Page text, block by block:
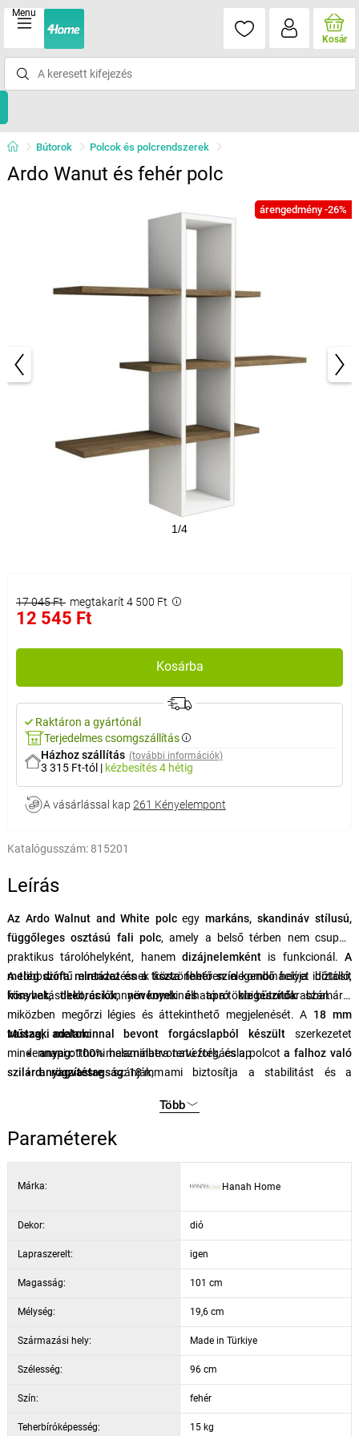
Menu
Kosár
Bútorok Polcok és polcrendszerek
Ardo Wanut és fehér polc
árengedmény -26%
1/4
17 045 Ft megtakarít 4 500 Ft
12 545 Ft
Kosárba
Raktáron a gyártónál
Terjedelmes csomgszállítás
Házhoz szállítás (további információk)
3 315 Ft-tól | kézbesítés4 hétig
A vásárlással kap 261 Kényelempont
Katalógusszám: 815201
Leírás
Az Ardo Walnut and White polcegy markáns, skandináv stílusú,
függőleges osztású fali polc, amely a belső térben nem csupán
praktikus tárolóhelyként, hanem dizájnelemkéntis funkcionál. A
meleg diófa mintázat és a tiszta fehér színkombinációja időtálló,
friss hatást kelt, és könnyen kombinálható a többi bútordarabbal.
A többszintű elrendezésnek köszönhetően elegendő helyet biztosít
könyvek, dekorációk, növények és apró kiegészítőkszámára,
miközben megőrzi légies és áttekinthető megjelenését. A 18 mm
vastag, melaminnal bevont forgácslapból készültszerkezetet
mindennapi otthoni használatra tervezték, és a polcot a falhoz való
szilárd rögzítésreszánják, ami biztosítja a stabilitást és a
Műszaki adatok:
anyag:100% melaminbevonatú forgácslap
anyagvastagság:18 mm
magasság:
101 cm
mélység:19,6 cm
Több
Paraméterek
Márka: Hanah Home
Dekor: dió
Lapraszerelt: igen
Magasság: 101 cm
Mélység: 19,6 cm
Származási hely: Made in Türkiye
Szélesség: 96 cm
Szín: fehér
Teherbíróképesség: 15 kg